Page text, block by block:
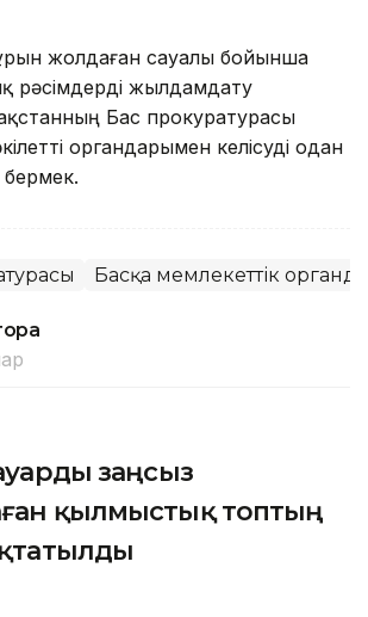
жолдаған сауалы бойынша
рәсімдерді жылдамдату
Бас прокуратурасы
органдарымен келісуді одан
бермек.
Басқа мемлекеттік
заңсыз
қылмыстық топтың